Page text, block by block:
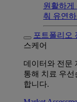
원활하게
춰 유연
포트폴리오
스케어
데이터와 전문
통해 치료 우
합니다.